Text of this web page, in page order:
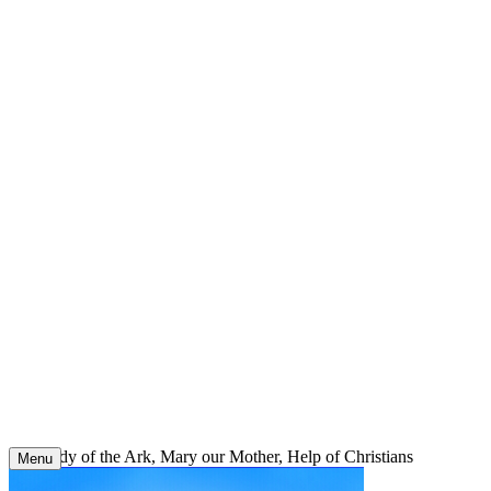
Our Lady of the Ark, Mary our Mother, Help of Christians
Menu